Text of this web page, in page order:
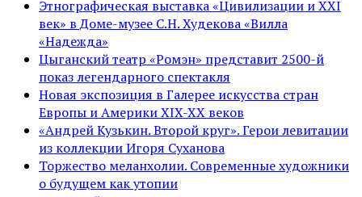
Этнографическая выставка «Цивилизации и ХХI
век» в Доме-музее С.Н. Худекова «Вилла
«Надежда»
Цыганский театр «Ромэн» представит 2500-й
показ легендарного спектакля
Новая экспозиция в Галерее искусства стран
Европы и Америки XIX-XX веков
«Андрей Кузькин. Второй круг». Герои левитации
из коллекции Игоря Суханова
Торжество меланхолии. Современные художники
о будущем как утопии